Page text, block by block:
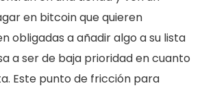
en bitcoin que quieren
obligadas a añadir algo a su lista
a ser de baja prioridad en cuanto
Este punto de fricción para